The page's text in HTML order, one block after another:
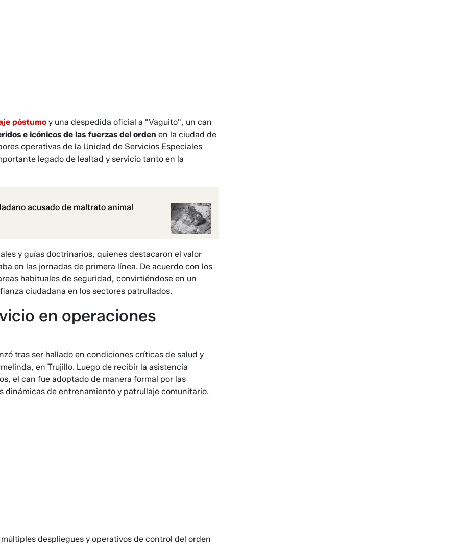
póstumo y una despedida oficial a "Vaguito", un can
e icónicos de las fuerzas del orden en la ciudad de
operativas de la Unidad de Servicios Especiales
legado de lealtad y servicio tanto en la
acusado de maltrato animal
y guías doctrinarios, quienes destacaron el valor
en las jornadas de primera línea. De acuerdo con los
habituales de seguridad, convirtiéndose en un
ciudadana en los sectores patrullados.
en operaciones
tras ser hallado en condiciones críticas de salud y
en Trujillo. Luego de recibir la asistencia
el can fue adoptado de manera formal por las
de entrenamiento y patrullaje comunitario.
despliegues y operativos de control del orden